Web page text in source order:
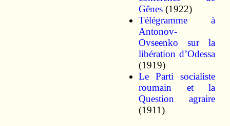
Gênes(1922)
Télégramme à
Antonov-
Ovseenko sur la
libération d’Odessa
(1919)
Le Parti socialiste
roumain et la
Question agraire
(1911)